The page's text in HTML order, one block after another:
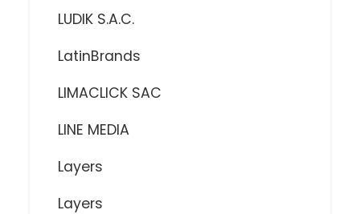
LUDIK S.A.C.
LatinBrands
LIMACLICK SAC
LINE MEDIA
Layers
Layers